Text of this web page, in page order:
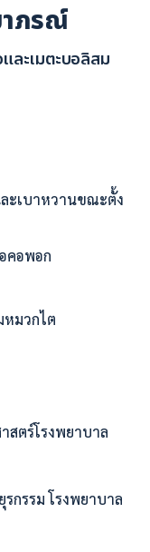
ภรณ์
ละเมตะบอลิสม
ะเบาหวานขณะตั้ง
คอพอก
มวกไต
ตร์โรงพยาบาล
กรรม โรงพยาบาล